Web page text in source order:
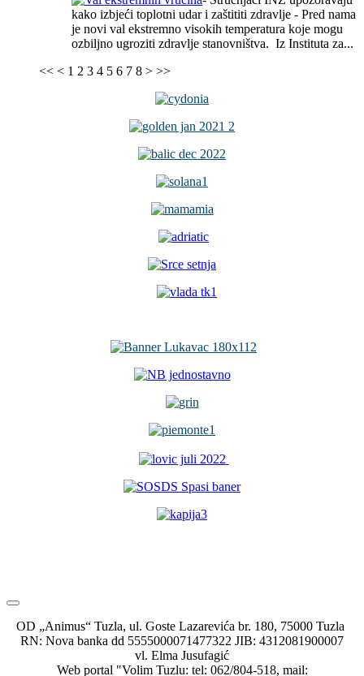
kako izbjeći toplotni udar i zaštititi zdravlje - Pred nama
je novi val ekstremno visokih temperatura koje mogu
ozbiljno ugroziti zdravlje stanovništva. Iz Instituta za...
<< < 1 2 3 4 5 6 7 8 > >>
OD „Animus“ Tuzla, ul. Goste Lazarevića br. 180, 75000 Tuzla
RN: Nova banka dd 5555000071477322 JIB: 4312081900007
vl. Elma Jusufagić
Web portal "Volim Tuzlu: tel: 062/804-518, mail: